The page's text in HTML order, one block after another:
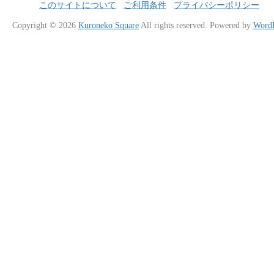
このサイトについて ご利用条件 プライバシーポリシー
Copyright © 2026 Kuroneko Square All rights reserved. Powered by